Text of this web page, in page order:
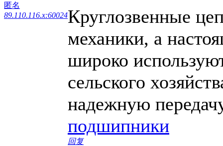
匿名
89.110.116.x:60024Круглозвенные
механики, а
широко
сельского
надежную
подшипники
回复